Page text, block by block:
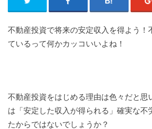
不動産投資で将来の安定収入を得よう！
ているって何かカッコいいよね！
不動産投資をはじめる理由は色々だと思
は「安定した収入が得られる」確実な不
たからではないでしょうか？